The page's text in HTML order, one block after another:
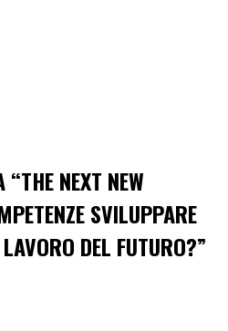
NEXT NEW
SVILUPPARE
DEL FUTURO?”